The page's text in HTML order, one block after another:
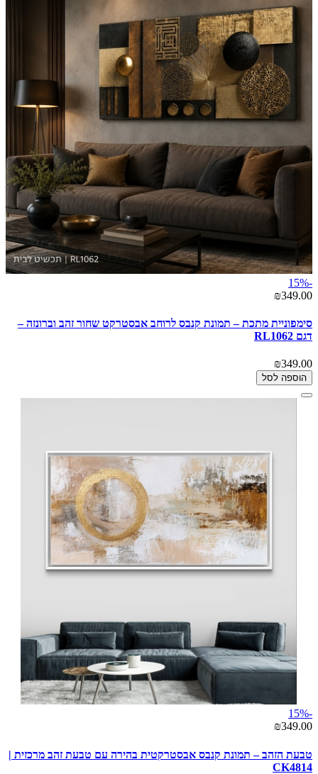
-15%
₪349.00
סימפוניית מתכת – תמונת קנבס לרוחב אבסטרקט שחור זהב וברונזה –
דגם RL1062
₪349.00
הוספה לסל
-15%
₪349.00
טבעת הזהב – תמונת קנבס אבסטרקטית בהירה עם טבעת זהב מרכזית |
CK4814